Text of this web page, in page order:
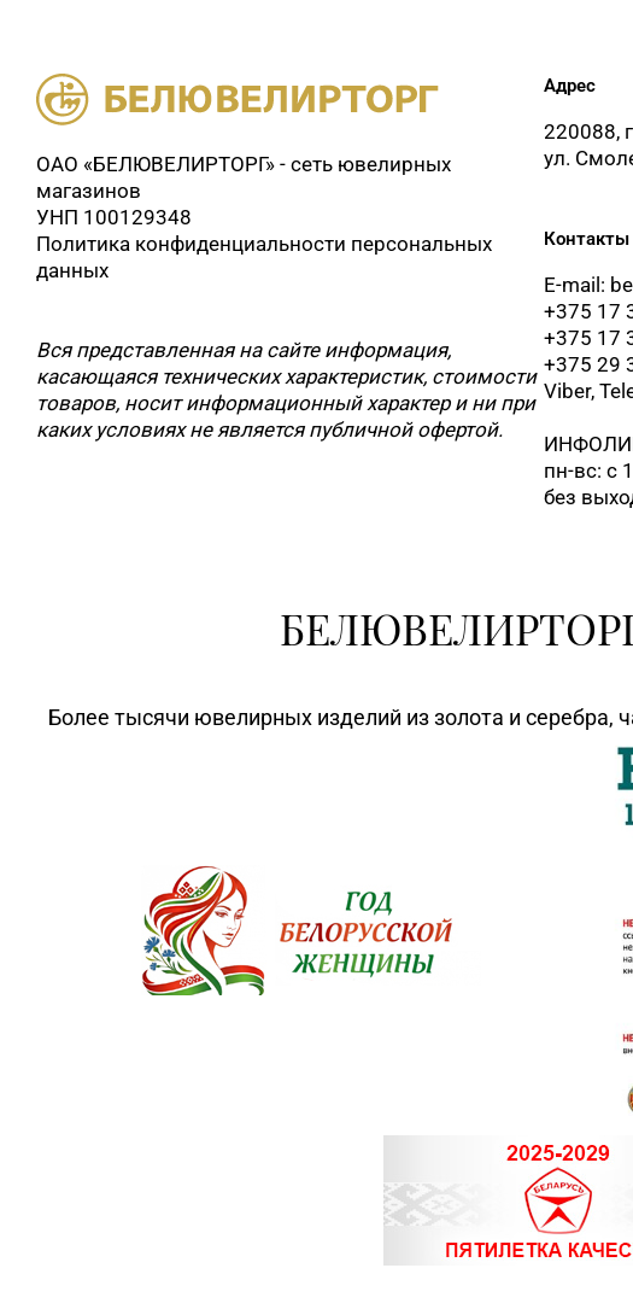
ОАО «БЕЛЮВЕЛИРТОРГ» - сеть ювелирных
магазинов
УНП 100129348
Политика конфиденциальности персональных
данных
Вся представленная на сайте информация,
касающаяся технических характеристик, стоимости
товаров, носит информационный характер и ни при
каких условиях не является публичной офертой.
Адрес
220088,
ул.
Контакты
E-mail:
+375 17
+375 17
+375 29
Viber,
пн-вс: с
без
Более тысячи ювелирных изделий из золота и серебра,